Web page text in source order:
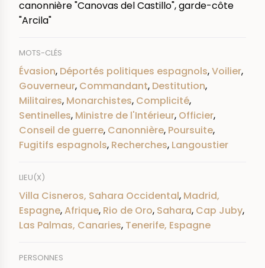
canonnière "Canovas del Castillo", garde-côte
"Arcila"
MOTS-CLÉS
Évasion, Déportés politiques espagnols,Voilier,
Gouverneur, Commandant, Destitution,
Militaires, Monarchistes, Complicité,
Sentinelles, Ministre de l'Intérieur, Officier,
Conseil de guerre, Canonnière, Poursuite,
Fugitifs espagnols, Recherches, Langoustier
LIEU(X)
Villa Cisneros, Sahara Occidental, Madrid,
Espagne,Afrique, Rio de Oro, Sahara, Cap Juby,
Las Palmas, Canaries, Tenerife, Espagne
PERSONNES